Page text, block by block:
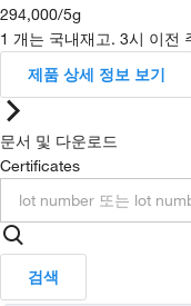
294,000/5g
1 개는 국내재고. 3시 이전
제품 상세 정보 보기
문서 및 다운로드
Certificates
검색